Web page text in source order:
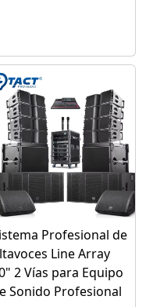
Profesional de
Line Array
2 Vías para Equipo
Sonido Profesional